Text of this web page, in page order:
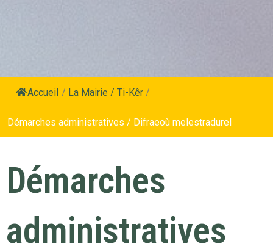
Accueil / La Mairie / Ti-Kêr /
Démarches administratives / Difraeoù melestradurel
Démarches
administratives